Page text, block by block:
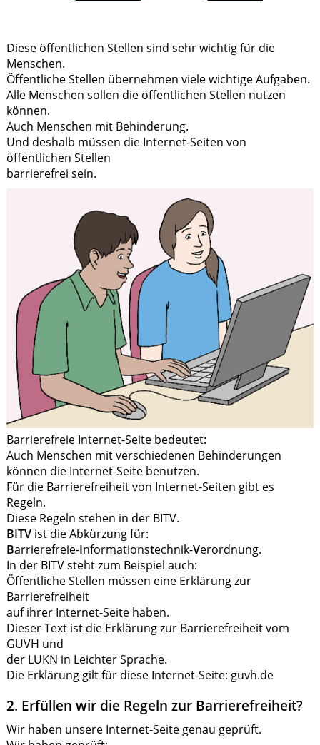
Diese öffentlichen Stellen sind sehr wichtig für die
Menschen.
Öffentliche Stellen übernehmen viele wichtige Aufgaben.
Alle Menschen sollen die öffentlichen Stellen nutzen
können.
Auch Menschen mit Behinderung.
Und deshalb müssen die Internet-Seiten von
öffentlichen Stellen
barrierefrei sein.
Barrierefreie Internet-Seite bedeutet:
Auch Menschen mit verschiedenen Behinderungen
können die Internet-Seite benutzen.
Für die Barrierefreiheit von Internet-Seiten gibt es
Regeln.
Diese Regeln stehen in der BITV.
BITVist die Abkürzung für:
Barrierefreie-Informationstechnik-Verordnung.
In der BITV steht zum Beispiel auch:
Öffentliche Stellen müssen eine Erklärung zur
Barrierefreiheit
auf ihrer Internet-Seite haben.
Dieser Text ist die Erklärung zur Barrierefreiheit vom
GUVH und
der LUKN in Leichter Sprache.
Die Erklärung gilt für diese Internet-Seite: guvh.de
2. Erfüllen wir die Regeln zur Barrierefreiheit?
Wir haben unsere Internet-Seite genau geprüft.